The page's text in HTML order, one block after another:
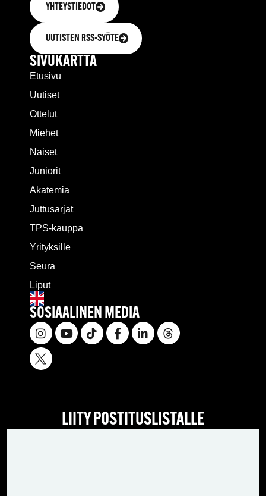
YHTEYSTIEDOT
UUTISTEN RSS-SYÖTE
SIVUKARTTA
Etusivu
Uutiset
Ottelut
Miehet
Naiset
Juniorit
Akatemia
Juttusarjat
TPS-kauppa
Yrityksille
Seura
Liput
SOSIAALINEN MEDIA
LIITY POSTITUSLISTALLE